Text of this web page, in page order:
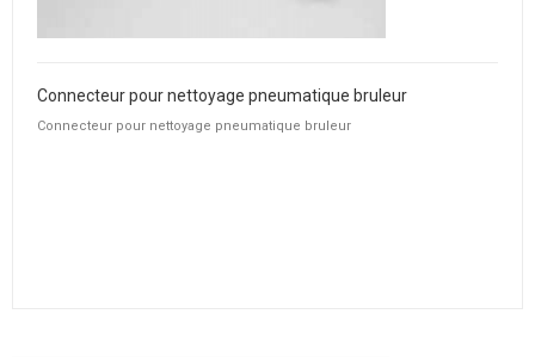
Connecteur pour nettoyage pneumatique bruleur
Connecteur pour nettoyage pneumatique bruleur